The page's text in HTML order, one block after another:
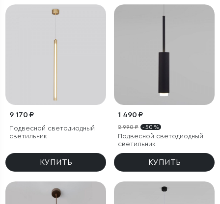
9 170 ₽
Подвесной светодиодный
светильник
КУПИТЬ
1 490 ₽
2 990 ₽ - 50 %
Подвесной светодиодный
светильник
КУПИТЬ